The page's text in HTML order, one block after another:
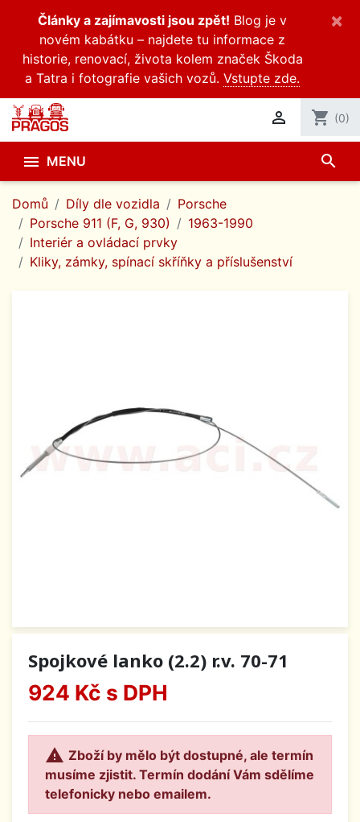
Články a zajímavosti jsou zpět! Blog je v
novém kabátku – najdete tu informace z
historie, renovací, života kolem značek Škoda
a Tatra i fotografie vašich vozů. Vstupte zde.
×
 shopping_cart (0)
 MENU search
Domů Díly dle vozidla
Porsche
Porsche 911 (F, G, 930)
1963-1990
Interiér a ovládací prvky
Kliky, zámky, spínací skříňky a příslušenství
Spojkové lanko (2.2) r.v. 70-71
924 Kč s DPH
 Zboží by mělo být dostupné, ale termín
musíme zjistit. Termín dodání Vám sdělíme
telefonicky nebo emailem.